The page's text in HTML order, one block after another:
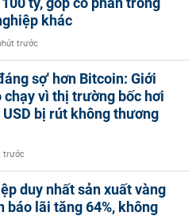
khác
trước
sợ' hơn Bitcoin: Giới
chạy vì thị trường bốc hơi
USD bị rút không thương
trước
duy nhất sản xuất vàng
báo lãi tăng 64%, không